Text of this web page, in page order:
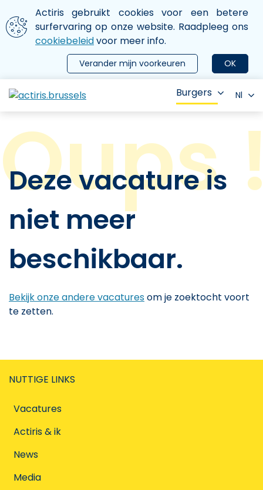
Aller au contenu principal
We gebruiken cookies
Actiris gebruikt cookies voor een betere
surfervaring op onze website. Raadpleeg ons
cookiebeleidvoor meer info.
OK
Verander mijn voorkeuren
le menu
Burgers Nl
Deze vacature is
niet meer
beschikbaar.
Bekijk onze andere vacaturesom je zoektocht voort
te zetten.
NUTTIGE LINKS
Vacatures
Actiris & ik
News
Media